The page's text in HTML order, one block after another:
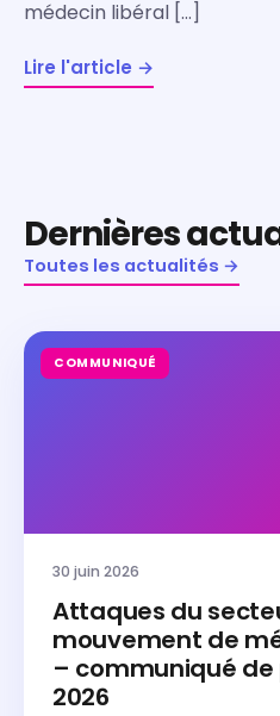
médecin libéral […]
Lire l'article →
Dernières
Toutes les actualités →
COMMUNIQUÉ
30 juin 2026
Attaques du
mouvement de
– communiqué de
2026